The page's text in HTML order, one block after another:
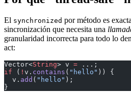
El synchronized por método es
sincronización que necesita una
granularidad incorrecta para todo lo
act:
Vector<String> v = ...;
if ( ! v. contains ( "hello" )) {
  v.
add ( "hello"